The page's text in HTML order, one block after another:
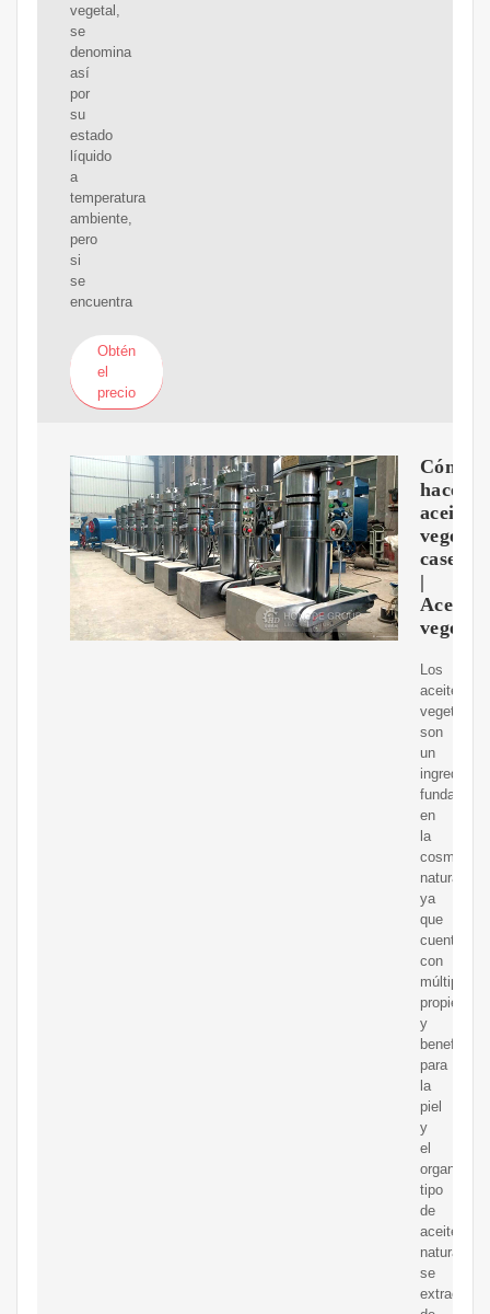
vegetal,
se
denomina
así
por
su
estado
líquido
a
temperatura
ambiente,
pero
si
se
encuentra
Obtén
el
precio
Cómo
hacer
aceites
caseros
|
Aceites
Los
aceites
vegetales
son
un
ingrediente
en
la
cosmética
natural,
ya
que
cuentan
con
múltiples
y
beneficios
para
la
piel
y
el
tipo
de
aceites
naturales
se
extraen